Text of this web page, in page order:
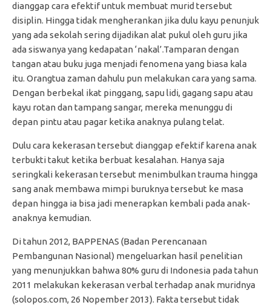
dianggap cara efektif untuk membuat murid tersebut
disiplin. Hingga tidak mengherankan jika dulu kayu penunjuk
yang ada sekolah sering dijadikan alat pukul oleh guru jika
ada siswanya yang kedapatan ‘nakal’.Tamparan dengan
tangan atau buku juga menjadi fenomena yang biasa kala
itu. Orangtua zaman dahulu pun melakukan cara yang sama.
Dengan berbekal ikat pinggang, sapu lidi, gagang sapu atau
kayu rotan dan tampang sangar, mereka menunggu di
depan pintu atau pagar ketika anaknya pulang telat.
Dulu cara kekerasan tersebut dianggap efektif karena anak
terbukti takut ketika berbuat kesalahan. Hanya saja
seringkali kekerasan tersebut menimbulkan trauma hingga
sang anak membawa mimpi buruknya tersebut ke masa
depan hingga ia bisa jadi menerapkan kembali pada anak-
anaknya kemudian.
Di tahun 2012, BAPPENAS (Badan Perencanaan
Pembangunan Nasional) mengeluarkan hasil penelitian
yang menunjukkan bahwa 80% guru di Indonesia pada tahun
2011 melakukan kekerasan verbal terhadap anak muridnya
(solopos.com, 26 Nopember 2013). Fakta tersebut tidak